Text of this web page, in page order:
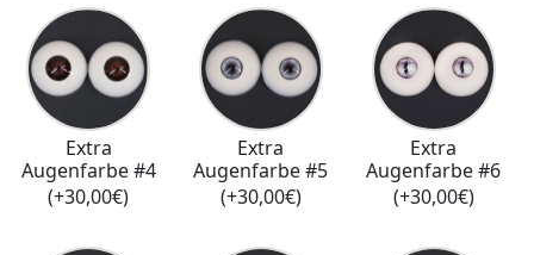
Extra
Augenfarbe #4
(+30,00€)
Extra
Augenfarbe #5
(+30,00€)
Extra
Augenfarbe #6
(+30,00€)